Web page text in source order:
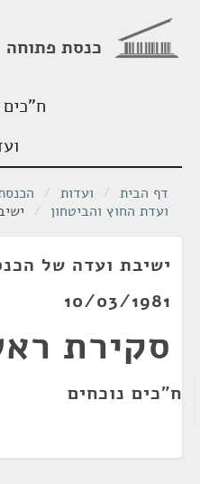
כנסת פתוחה
ח"כים
דף הבית / ועדות /
ועדת החוץ והביטחון /
10/03/1981
סקירת
ח"כים נוכחים